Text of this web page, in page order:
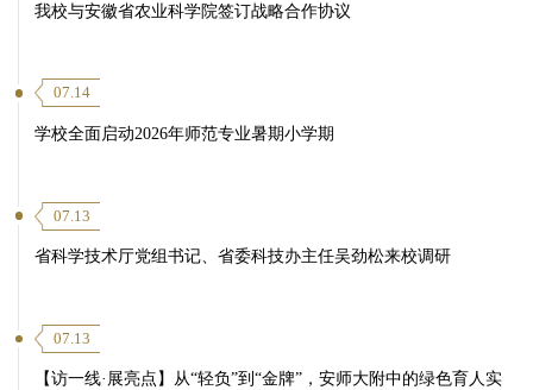
我校与安徽省农业科学院签订战略合作协议
07.14
学校全面启动2026年师范专业暑期小学期
07.13
省科学技术厅党组书记、省委科技办主任吴劲松来校调研
07.13
【访一线·展亮点】从“轻负”到“金牌”，安师大附中的绿色育人实